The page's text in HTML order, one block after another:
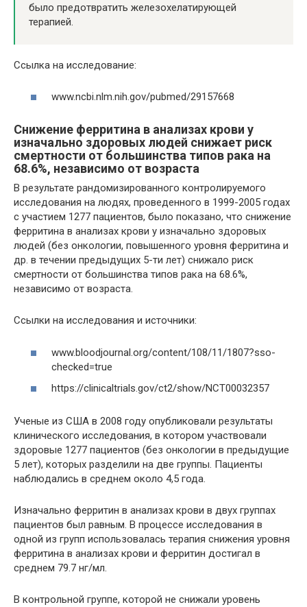
было предотвратить железохелатирующей
терапией.
Ссылка на исследование:
www.ncbi.nlm.nih.gov/pubmed/29157668
Снижение ферритина в анализах крови у
изначально здоровых людей снижает риск
смертности от большинства типов рака на
68.6%, независимо от возраста
В результате рандомизированного контролируемого
исследования на людях, проведенного в 1999-2005 годах
с участием 1277 пациентов, было показано, что снижение
ферритина в анализах крови у изначально здоровых
людей (без онкологии, повышенного уровня ферритина и
др. в течении предыдущих 5-ти лет) снижало риск
смертности от большинства типов рака на 68.6%,
независимо от возраста.
Ссылки на исследования и источники:
www.bloodjournal.org/content/108/11/1807?sso-
checked=true
https://clinicaltrials.gov/ct2/show/NCT00032357
Ученые из США в 2008 году опубликовали результаты
клинического исследования, в котором участвовали
здоровые 1277 пациентов (без онкологии в предыдущие
5 лет), которых разделили на две группы. Пациенты
наблюдались в среднем около 4,5 года.
Изначально ферритин в анализах крови в двух группах
пациентов был равным. В процессе исследования в
одной из групп использовалась терапия снижения уровня
ферритина в анализах крови и ферритин достигал в
среднем 79.7 нг/мл.
В контрольной группе, которой не снижали уровень